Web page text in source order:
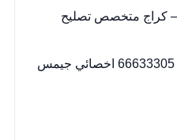
– كراج متخصص تصليح